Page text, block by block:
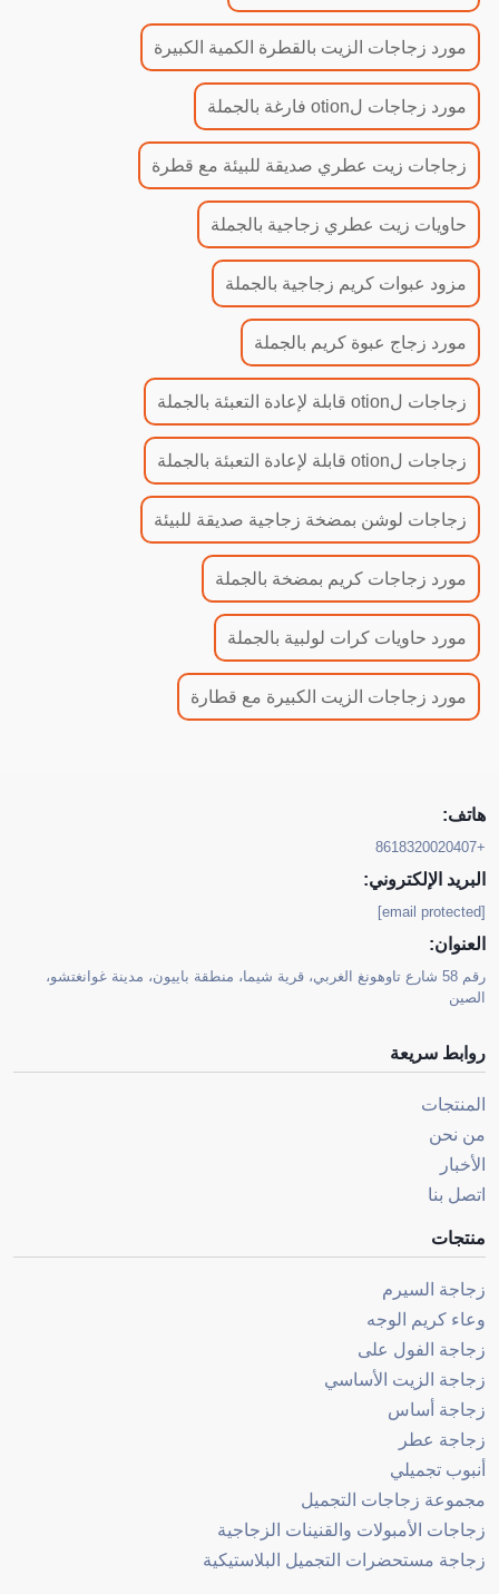
مورد زجاجات الزيت بالقطرة الكمية الكبيرة
مورد زجاجات لotion فارغة بالجملة
زجاجات زيت عطري صديقة للبيئة مع قطرة
حاويات زيت عطري زجاجية بالجملة
مزود عبوات كريم زجاجية بالجملة
مورد زجاج عبوة كريم بالجملة
زجاجات لotion قابلة لإعادة التعبئة بالجملة
زجاجات لotion قابلة لإعادة التعبئة بالجملة
زجاجات لوشن بمضخة زجاجية صديقة للبيئة
مورد زجاجات كريم بمضخة بالجملة
مورد حاويات كرات لولبية بالجملة
مورد زجاجات الزيت الكبيرة مع قطارة
هاتف:
+8618320020407
البريد الإلكتروني:
[email protected]
العنوان:
رقم 58 شارع تاوهونغ الغربي، قرية شيما، منطقة باييون، مدينة غوانغتشو،
الصين
روابط سريعة
المنتجات
من نحن
الأخبار
اتصل بنا
منتجات
زجاجة السيرم
وعاء كريم الوجه
زجاجة الفول على
زجاجة الزيت الأساسي
زجاجة أساس
زجاجة عطر
أنبوب تجميلي
مجموعة زجاجات التجميل
زجاجات الأمبولات والقنينات الزجاجية
زجاجة مستحضرات التجميل البلاستيكية